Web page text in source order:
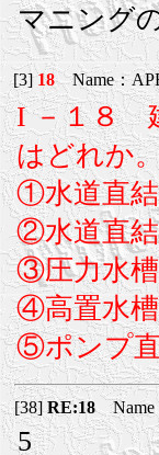
マニング
[3]18Name：
I －１８
はどれか
①水道直結
②水道直結
③圧力水槽
④高置水槽
⑤ポンプ
[38]RE:18Name
5